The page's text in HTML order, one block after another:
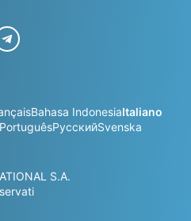
Bahasa IndonesiaItaliano
PortuguêsРусскийSvenska
S.A.